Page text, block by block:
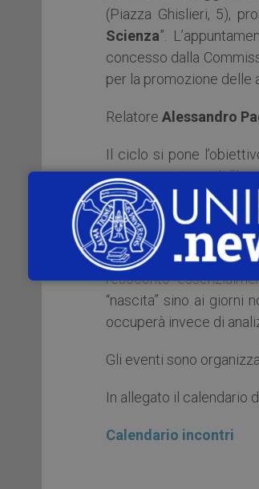
(Piazza Ghislieri, 5),
Scienza”.
concesso dalla
per la promozione delle
Relatore Alessandro
Il ciclo si pone
contrapposte, quali
legano la filosofia ad
Letteratura”.
Nella prima fase del
resoconto
“nascita” sino ai giorni
occuperà invece di
Gli eventi sono
In allegato il calendario
Calendario incontri